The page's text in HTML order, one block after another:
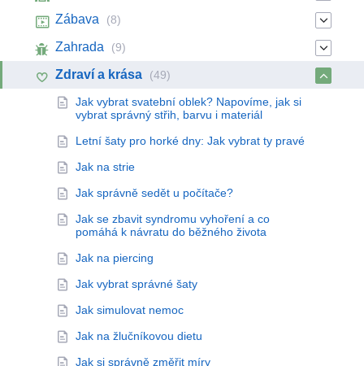
Zábava (8)
Zahrada (9)
Zdraví a krása (49)
Jak vybrat svatební oblek? Napovíme, jak si
vybrat správný střih, barvu i materiál
Letní šaty pro horké dny: Jak vybrat ty pravé
Jak na strie
Jak správně sedět u počítače?
Jak se zbavit syndromu vyhoření a co
pomáhá k návratu do běžného života
Jak na piercing
Jak vybrat správné šaty
Jak simulovat nemoc
Jak na žlučníkovou dietu
Jak si správně změřit míry